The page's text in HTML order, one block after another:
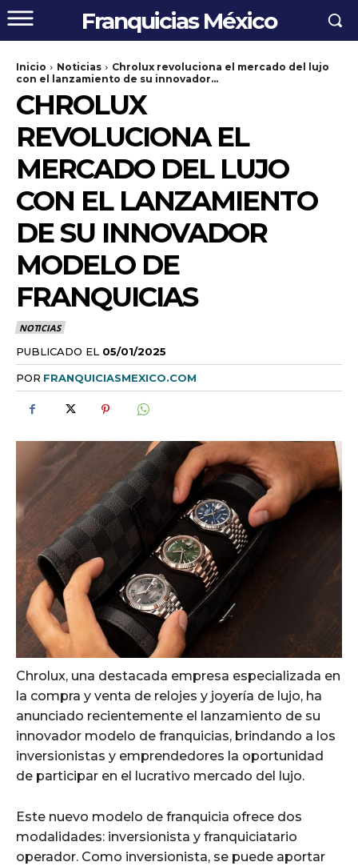
Franquicias México
Inicio Noticias
Chrolux revoluciona el mercado del lujo
con el lanzamiento de su innovador...
CHROLUX
REVOLUCIONA EL
MERCADO DEL LUJO
CON EL LANZAMIENTO
DE SU INNOVADOR
MODELO DE
FRANQUICIAS
NOTICIAS
PUBLICADO EL 05/01/2025
POR FRANQUICIASMEXICO.COM
Chrolux, una destacada empresa especializada en
la compra y venta de relojes y joyería de lujo, ha
anunciado recientemente el lanzamiento de su
innovador modelo de franquicias, brindando a los
inversionistas y emprendedores la oportunidad
de participar en el lucrativo mercado del lujo.
Este nuevo modelo de franquicia ofrece dos
modalidades: inversionista y franquiciatario
operador. Como inversionista, se puede aportar